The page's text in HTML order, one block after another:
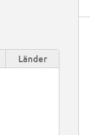
Länder